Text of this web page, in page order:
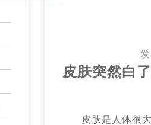
皮肤突然白
皮肤是人体很